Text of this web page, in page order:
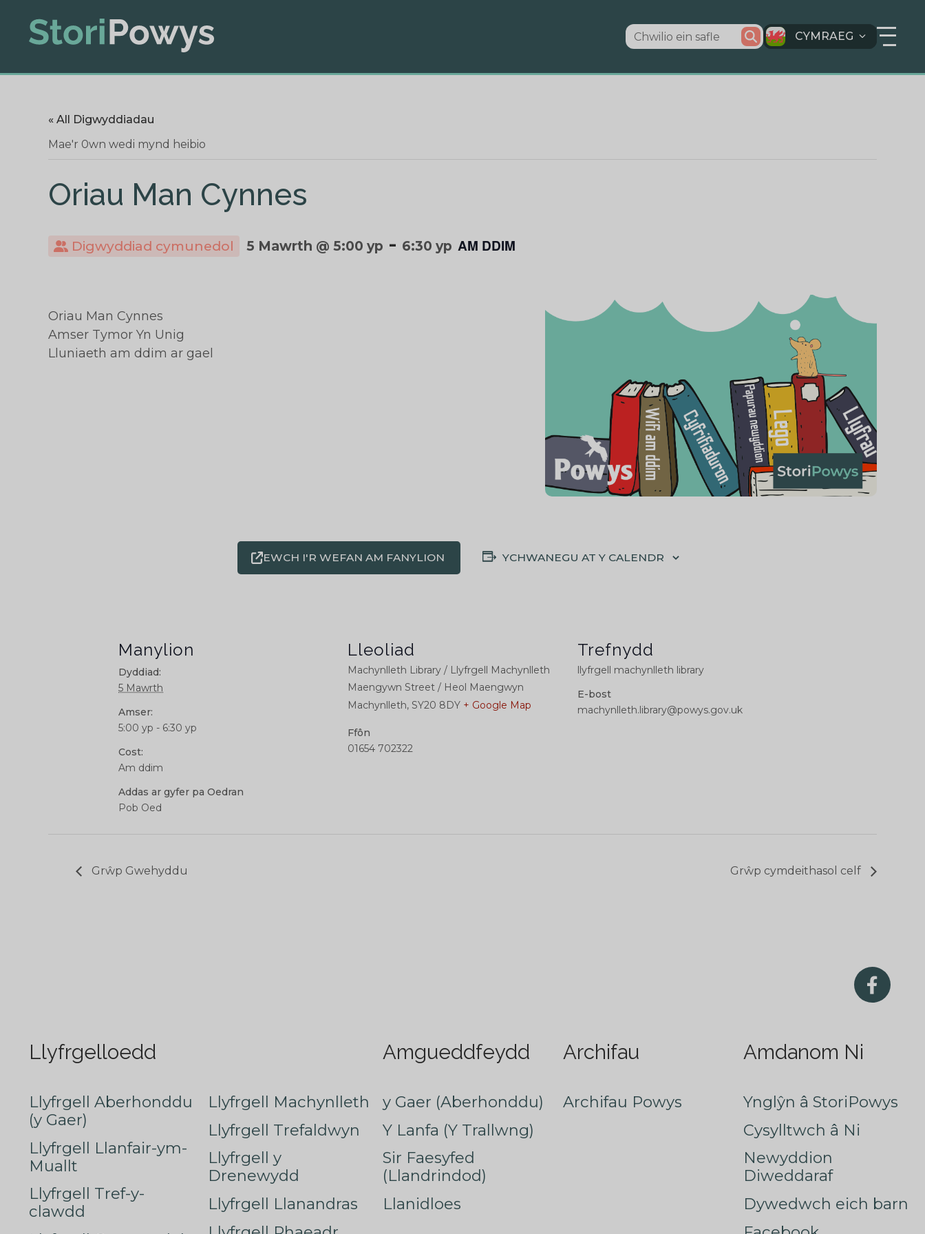
CYMRAEG
« All Digwyddiadau
Mae'r 0wn wedi mynd heibio
Oriau Man Cynnes
Digwyddiad cymunedol 5 Mawrth @ 5:00 yp - 6:30 yp AM DDIM
Oriau Man Cynnes
Amser Tymor Yn Unig
Lluniaeth am ddim ar gael
EWCH I'R WEFAN AM FANYLION YCHWANEGU AT Y CALENDR
Manylion
Dyddiad:
5 Mawrth
Amser:
5:00 yp - 6:30 yp
Cost:
Am ddim
Addas ar gyfer pa Oedran
Pob Oed
Lleoliad
Machynlleth Library / Llyfrgell Machynlleth
Maengywn Street / Heol Maengwyn
Machynlleth, SY20 8DY + Google Map
Ffôn
01654 702322
Trefnydd
llyfrgell machynlleth library
E-bost
machynlleth.library@powys.gov.uk
Grŵp Gwehyddu Grŵp cymdeithasol celf
Llyfrgelloedd
Llyfrgell Aberhonddu
(y Gaer)
Llyfrgell Llanfair-ym-
Muallt
Llyfrgell Tref-y-
clawdd
Llyfrgell Machynlleth
Llyfrgell Trefaldwyn
Llyfrgell y
Drenewydd
Llyfrgell Llanandras
Amgueddfeydd
y Gaer (Aberhonddu)
Y Lanfa (Y Trallwng)
Sir Faesyfed
(Llandrindod)
Llanidloes
Archifau
Archifau Powys
Amdanom Ni
Ynglŷn â StoriPowys
Cysylltwch â Ni
Newyddion
Diweddaraf
Dywedwch eich barn